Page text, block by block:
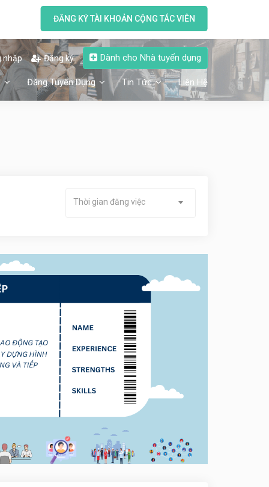
ĐĂNG KÝ TÀI KHOẢN CỘNG TÁC VIÊN
nhập Đăng ký Dành cho Nhà tuyển dụng
Đăng Tuyển Dụng Tin Tức Liên Hệ
Thời gian đăng việc